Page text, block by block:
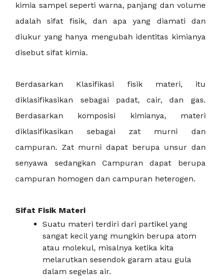
kimia sampel seperti warna, panjang dan volume
adalah sifat fisik, dan apa yang diamati dan
diukur yang hanya mengubah identitas kimianya
disebut sifat kimia.
Berdasarkan Klasifikasi fisik materi, itu
diklasifikasikan sebagai padat, cair, dan gas.
Berdasarkan komposisi kimianya, materi
diklasifikasikan sebagai zat murni dan
campuran. Zat murni dapat berupa unsur dan
senyawa sedangkan Campuran dapat berupa
campuran homogen dan campuran heterogen.
Sifat Fisik Materi
Suatu materi terdiri dari partikel yang
sangat kecil yang mungkin berupa atom
atau molekul, misalnya ketika kita
melarutkan sesendok garam atau gula
dalam segelas air.